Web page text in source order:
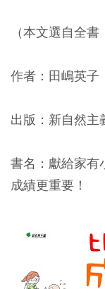
（本文選自全
作者：田嶋英子
出版：新自然主
書名：獻給家有
成績更重要！